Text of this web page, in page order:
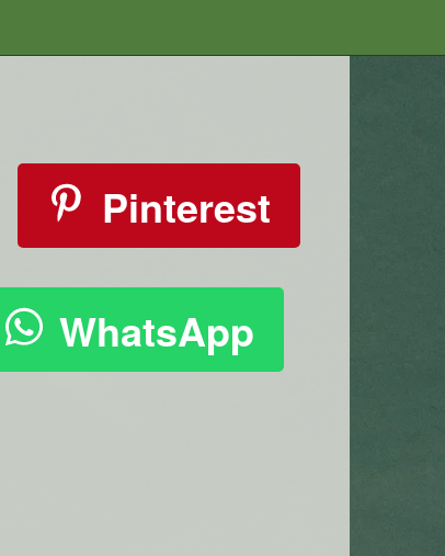
Pinterest
WhatsApp